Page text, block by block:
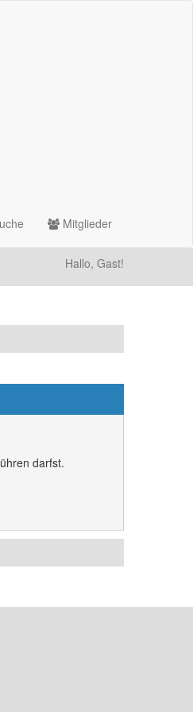
Mitglieder
Hallo, Gast!
darfst.